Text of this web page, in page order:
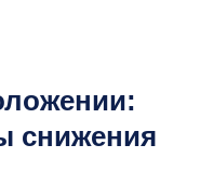
снижения